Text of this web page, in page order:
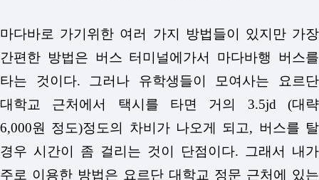
마다바로 가기위한 여러 가지 방법들이 있지만 가장
간편한 방법은 버스 터미널에가서 마다바행 버스를
타는 것이다. 그러나 유학생들이 모여사는 요르단
대학교 근처에서 택시를 타면 거의 3.5jd (대략
6,000원 정도)정도의 차비가 나오게 되고, 버스를 탈
경우 시간이 좀 걸리는 것이 단점이다. 그래서 내가
주로 이용한 방법은 요르단 대학교 정문 근처에 있는